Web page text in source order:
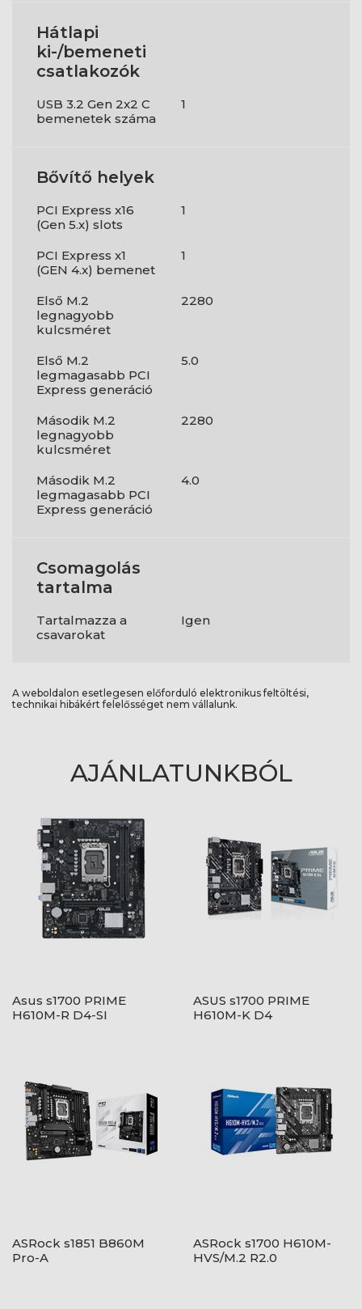
Hátlapi
ki-/bemeneti
csatlakozók
USB 3.2 Gen 2x2 C
bemenetek száma
1
Bővítő helyek
PCI Express x16
(Gen 5.x) slots
1
PCI Express x1
(GEN 4.x) bemenet
1
Első M.2
legnagyobb
kulcsméret
2280
Első M.2
legmagasabb PCI
Express generáció
5.0
Második M.2
legnagyobb
kulcsméret
2280
Második M.2
legmagasabb PCI
Express generáció
4.0
Csomagolás
tartalma
Tartalmazza a
csavarokat
Igen
A weboldalon esetlegesen előforduló elektronikus feltöltési,
technikai hibákért felelősséget nem vállalunk.
AJÁNLATUNKBÓL
Asus s1700 PRIME
H610M-R D4-SI
ASUS s1700 PRIME
H610M-K D4
ASRock s1851 B860M
Pro-A
ASRock s1700 H610M-
HVS/M.2 R2.0